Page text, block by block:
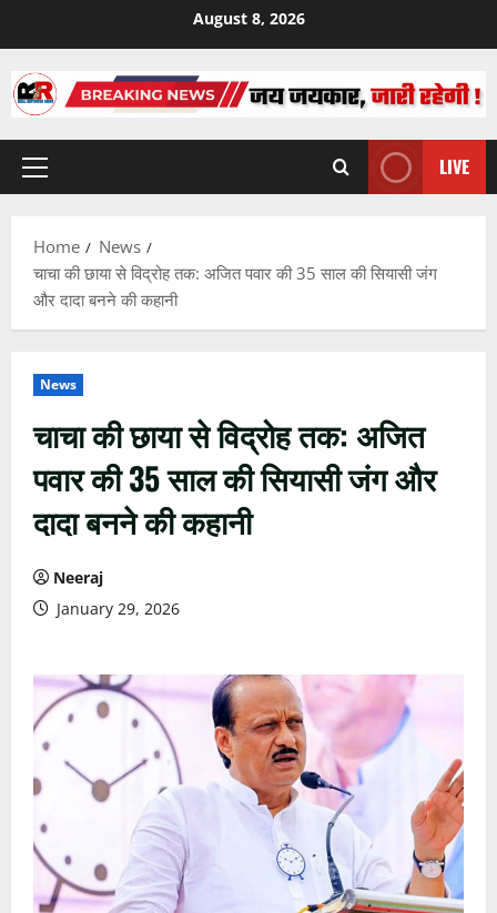
content
August 8, 2026
Primary
LIVE
Home
News
चाचा की छाया से विद्रोह तक: अजित पवार की 35 साल की सियासी जंग
और दादा बनने की कहानी
News
चाचा की छाया से विद्रोह तक: अजित
पवार की 35 साल की सियासी जंग और
दादा बनने की कहानी
Neeraj
January 29, 2026